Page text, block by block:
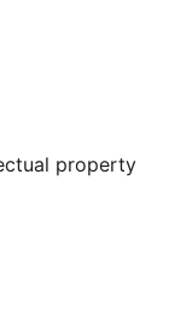
property